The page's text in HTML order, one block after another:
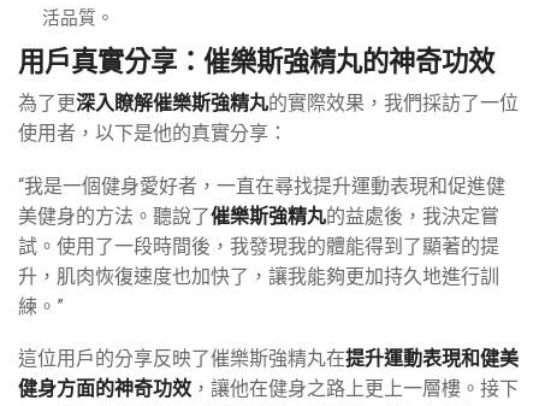
活品質。
用戶真實分享：催樂斯強精丸的神奇功效
為了更深入瞭解催樂斯強精丸的實際效果，我們採訪了一位
使用者，以下是他的真實分享：
“我是一個健身愛好者，一直在尋找提升運動表現和促進健
美健身的方法。聽說了催樂斯強精丸的益處後，我決定嘗
試。使用了一段時間後，我發現我的體能得到了顯著的提
升，肌肉恢復速度也加快了，讓我能夠更加持久地進行訓
練。”
這位用戶的分享反映了催樂斯強精丸在提升運動表現和健美
健身方面的神奇功效 ，讓他在健身之路上更上一層樓。接下